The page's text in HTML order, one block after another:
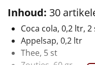
Mannen
Vrouwen
Duurzaam
Inhoud: 30
Coca cola, 0,2 ltr, 2
Appelsap, 0,2 ltr
Thee, 5 st